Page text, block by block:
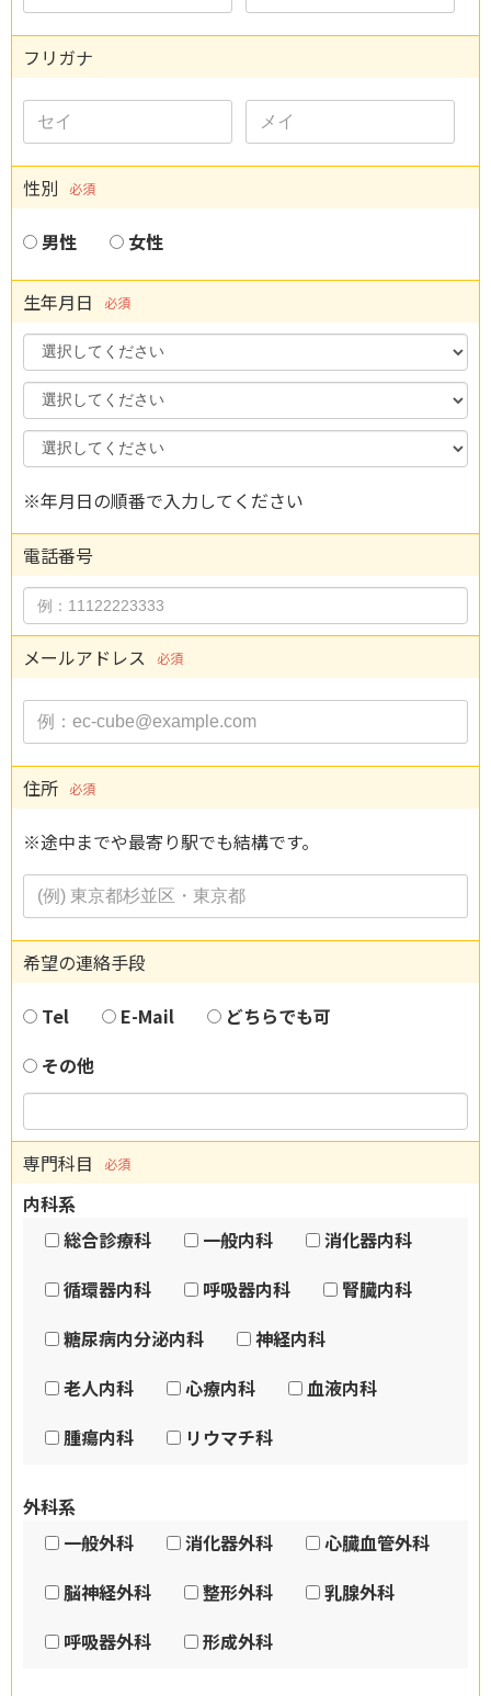
フリガナ
性別 必須
男性 女性
生年月日 必須
Year
Month
Day
※年月日の順番で入力してください
電話番号
メールアドレス 必須
住所 必須
※途中までや最寄り駅でも結構です。
希望の連絡手段
Tel E-Mail
どちらでも可
その他
専門科目 必須
内科系
総合診療科
一般内科
消化器内科
循環器内科
呼吸器内科
腎臓内科
糖尿病内分泌内科
神経内科
老人内科
心療内科
血液内科
腫瘍内科
リウマチ科
外科系
一般外科
消化器外科
心臓血管外科
脳神経外科
整形外科
乳腺外科
呼吸器外科
形成外科